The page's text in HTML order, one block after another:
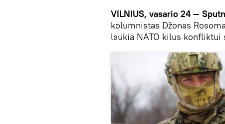
VILNIUS, vasario 24 —
kolumnistas Džonas
laukia NATO kilus konfliktui